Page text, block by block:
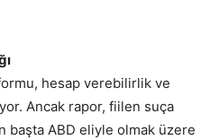
hesap verebilirlik ve
Ancak rapor, fiilen suça
başta ABD eliyle olmak üzere